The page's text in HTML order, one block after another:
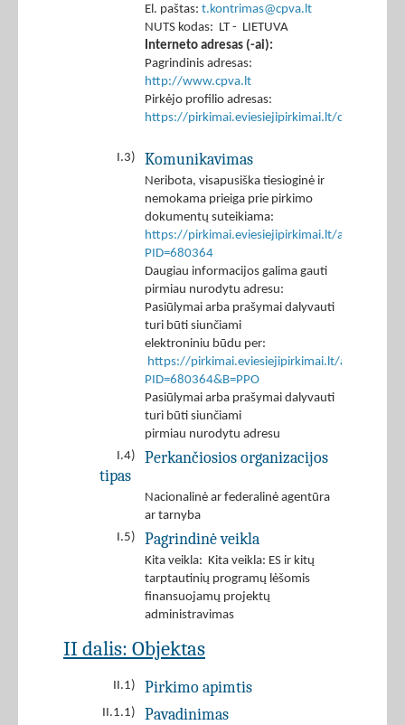
El. paštas: t.kontrimas@cpva.lt
NUTS kodas: LT - LIETUVA
Interneto adresas (-ai):
Pagrindinis adresas:
http://www.cpva.lt
Pirkėjo profilio adresas:
https://pirkimai.eviesiejipirkimai.lt/ctm/
I.3) Komunikavimas
Neribota, visapusiška tiesioginė ir
nemokama prieiga prie pirkimo
dokumentų suteikiama:
https://pirkimai.eviesiejipirkimai.lt/app/rfq/
PID=680364
Daugiau informacijos galima gauti
pirmiau nurodytu adresu:
Pasiūlymai arba prašymai dalyvauti
turi būti siunčiami
elektroniniu būdu per:
https://pirkimai.eviesiejipirkimai.lt/app/rfq/
PID=680364&B=PPO
Pasiūlymai arba prašymai dalyvauti
turi būti siunčiami
pirmiau nurodytu adresu
I.4)
Perkančiosios organizacijos
tipas
Nacionalinė ar federalinė agentūra
ar tarnyba
I.5)
Pagrindinė veikla
Kita veikla: Kita veikla: ES ir kitų
tarptautinių programų lėšomis
finansuojamų projektų
administravimas
II dalis: Objektas
II.1) Pirkimo apimtis
II.1.1) Pavadinimas